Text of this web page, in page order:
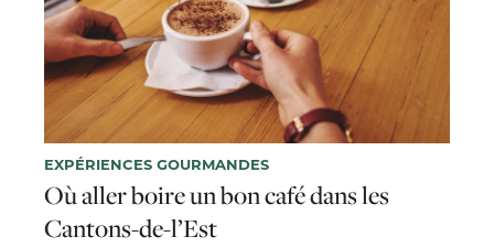
EXPÉRIENCES GOURMANDES
Où aller boire un bon café dans les
Cantons-de-l’Est